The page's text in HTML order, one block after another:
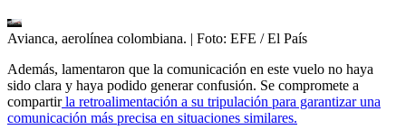
Avianca, aerolínea colombiana. | Foto: EFE / El País
Además, lamentaron que la comunicación en este vuelo no haya
sido clara y haya podido generar confusión. Se compromete a
compartirla retroalimentación a su tripulación para garantizar una
comunicación más precisa en situaciones similares.